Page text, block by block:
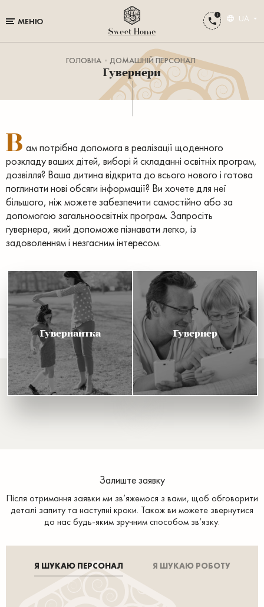
МЕНЮ UA
ГОЛОВНА ДОМАШНІЙ ПЕРСОНАЛ
Гувернери
В ам потрібна допомога в реалізації щоденного
розкладу ваших дітей, виборі й складанні освітніх програм,
дозвілля? Ваша дитина відкрита до всього нового і готова
поглинати нові обсяги інформації? Ви хочете для неї
більшого, ніж можете забезпечити самостійно або за
допомогою загальноосвітніх програм. Запросіть
гувернера, який допоможе пізнавати легко, із
задоволенням і незгасним інтересом.
Гувернантка Гувернер
Залиште заявку
Після отримання заявки ми зв’яжемося з вами, щоб обговорити
деталі запиту та наступні кроки. Також ви можете звернутися
до нас будь-яким зручним способом зв’язку:
Я ШУКАЮ ПЕРСОНАЛ Я ШУКАЮ РОБОТУ